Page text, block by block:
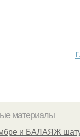
материалы
и БАЛАЯЖ